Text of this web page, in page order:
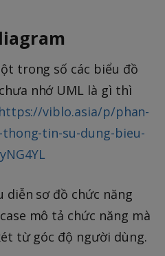
trong số các biểu đồ
nhớ UML là gì thì
https://viblo.asia/p/phan-
tin-su-dung-bieu-
diễn sơ đồ chức năng
mô tả chức năng mà
từ góc độ người dùng.